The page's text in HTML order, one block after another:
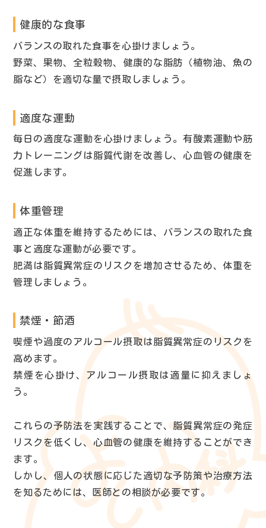
健康的な食事
バランスの取れた食事を心掛けましょう。
野菜、果物、全粒穀物、健康的な脂肪（植物油、魚の
脂など）を適切な量で摂取しましょう。
適度な運動
毎日の適度な運動を心掛けましょう。有酸素運動や筋
力トレーニングは脂質代謝を改善し、心血管の健康を
促進します。
体重管理
適正な体重を維持するためには、バランスの取れた食
事と適度な運動が必要です。
肥満は脂質異常症のリスクを増加させるため、体重を
管理しましょう。
禁煙・節酒
喫煙や過度のアルコール摂取は脂質異常症のリスクを
高めます。
禁煙を心掛け、アルコール摂取は適量に抑えましょ
う。
これらの予防法を実践することで、脂質異常症の発症
リスクを低くし、心血管の健康を維持することができ
ます。
しかし、個人の状態に応じた適切な予防策や治療方法
を知るためには、医師との相談が必要です。